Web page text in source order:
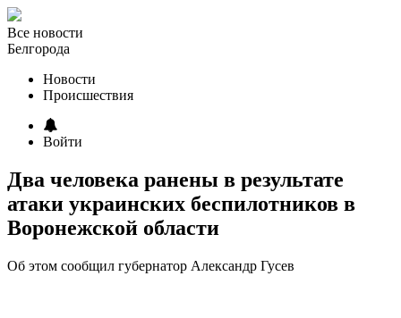
Все новости
Белгорода
Новости
Происшествия
Войти
Два человека ранены в результате
атаки украинских беспилотников в
Воронежской области
Об этом сообщил губернатор Александр Гусев